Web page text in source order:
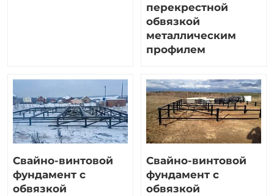
перекрестной
обвязкой
металлическим
профилем
Свайно-винтовой
фундамент с
обвязкой
Свайно-винтовой
фундамент с
обвязкой